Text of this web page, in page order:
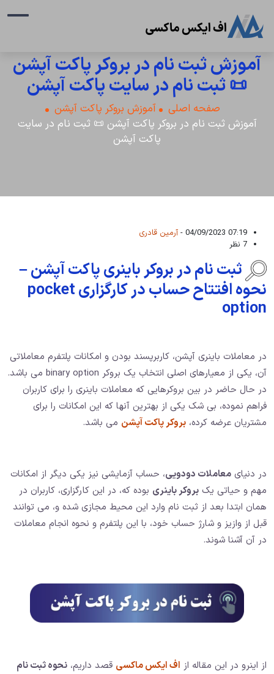
آموزش ثبت نام در بروکر پاکت آپشن
📜 ثبت نام در سایت پاکت آپشن
صفحه اصلی
آموزش بروکر پاکت آپشن
آموزش ثبت نام در بروکر پاکت آپشن 📜 ثبت نام در سایت
پاکت آپشن
07:19 04/09/2023 -
آرمین قادری
7 نظر
ثبت نام در بروکر باینری پاکت آپشن –
نحوه افتتاح حساب در کارگزاری pocket
option
در معاملات باینری آپشن، کاربرپسند بودن و امکانات پلتفرم معاملاتی
آن، یکی از معیارهای اصلی انتخاب یک بروکر binary option می باشد.
در حال حاضر در بین بروکرهایی که معاملات باینری را برای کاربران
فراهم نموده، بی شک یکی از بهترین آنها که این امکانات را برای
مشتریان عرضه کرده، بروکر پاکت آپشن می باشد.
در دنیای معاملات دودویی، حساب آزمایشی نیز یکی دیگر از امکانات
مهم و حیاتی یک بروکر باینری بوده که، در این کارگزاری، کاربران در
همان ابتدا بعد از ثبت نام وارد این محیط مجازی شده و، می توانند
قبل از وازیز و شارژ حساب خود، با این پلتفرم و نحوه انجام معاملات
در آن آشنا شوند.
از اینرو در این مقاله از اف ایکس ماکسی قصد داریم، نحوه ثبت نام